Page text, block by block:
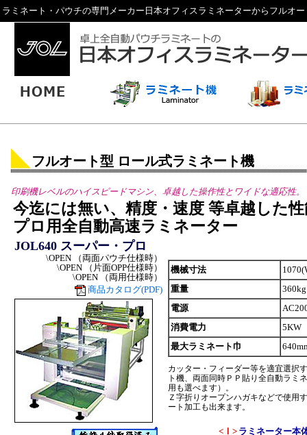
ラミネート・パウチの専門メーカー日本オフィスラミネーターからフルオ
フルオート型 ロール式ラミネート機
印刷機レベルのハイスピードマシン、卓越した操作性とワイドな適応性。
今迄には無い、精度・速度 等卓越した
プロ用全自動高速ラミネーター
JOL640 スーパー・プロ
\OPEN （両面パウチ仕様時）
\OPEN （片面OPP仕様時）
\OPEN （両用仕様時）
商品カタログ(PDF)
機械寸法
重量
電源
消費電力
5KW
最大ラミネート巾
カッター・フィーダー等を適宜選択
ト機、両面同時ＰＰ貼り全自動ラミ
用も選べます）。
Ｚ字折りオープンハガキなどで使用
ート加工も出来ます。
<Ⅰ> ラミネーター本